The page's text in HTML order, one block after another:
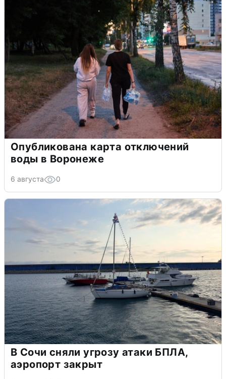
Опубликована карта отключений
воды в Воронеже
6 августа 0
В Сочи сняли угрозу атаки БПЛА,
аэропорт закрыт